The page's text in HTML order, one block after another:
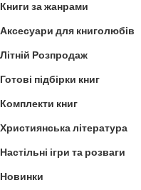
Книги за жанрами
Аксесуари для книголюбів
Літній Розпродаж
Готові підбірки книг
Комплекти книг
Християнська література
Настільні ігри та розваги
Новинки